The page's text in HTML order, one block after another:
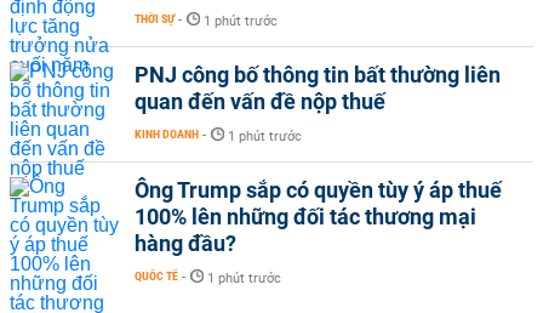
THỜI SỰ - 1 phút trước
PNJ công bố thông tin bất thường liên
quan đến vấn đề nộp thuế
KINH DOANH - 1 phút trước
Ông Trump sắp có quyền tùy ý áp thuế
100% lên những đối tác thương mại
hàng đầu?
QUỐC TẾ - 1 phút trước